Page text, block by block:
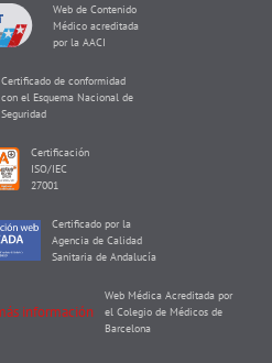
Web de Contenido
Médico acreditada
por la AACI
Certificado de conformidad
con el Esquema Nacional de
Seguridad
Certificación
ISO/IEC
27001
Certificado por la
Agencia de Calidad
Sanitaria de Andalucía
Web Médica Acreditada por
el Colegio de Médicos de
Barcelona